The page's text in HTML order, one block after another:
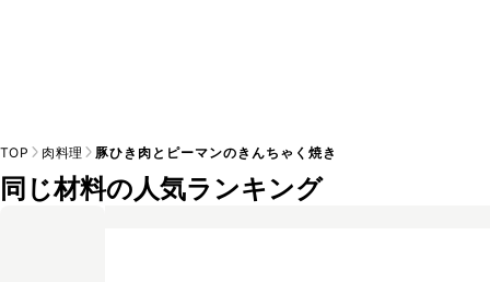
TOP 肉料理 豚ひき肉とピーマンのきんちゃく焼き
同じ材料の人気ランキング